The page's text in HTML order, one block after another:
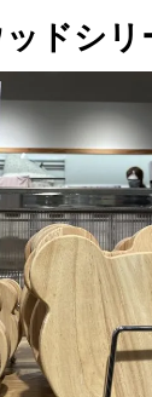
ドシリ